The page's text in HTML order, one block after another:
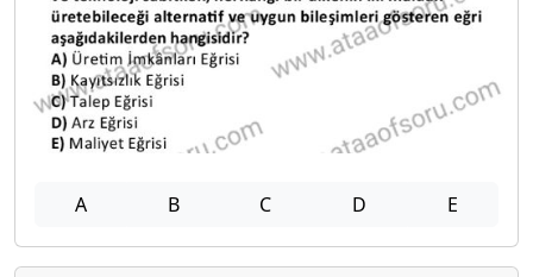
A B C D E